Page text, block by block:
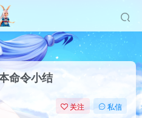
命令小结
关注 私信